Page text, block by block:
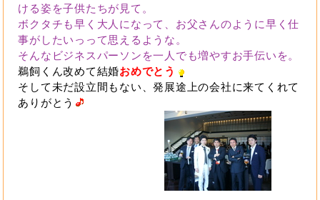
ける姿を子供たちが見て。
ボクタチも早く大人になって、お父さんのように早く仕
事がしたいっって思えるような。
そんなビジネスパーソンを一人でも増やすお手伝いを。
鵜飼くん改めて結婚おめでとう
そして未だ設立間もない、発展途上の会社に来てくれて
ありがとう